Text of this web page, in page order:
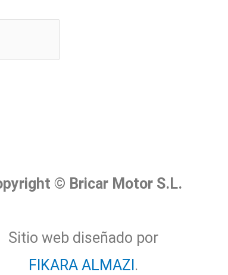
© Bricar Motor S.L.
Sitio web diseñado por
FIKARA ALMAZI .